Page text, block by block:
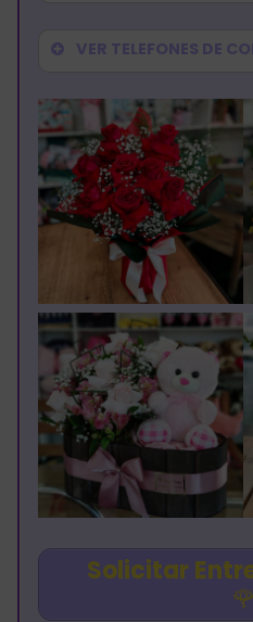
VER TELEFONES DE
Solicitar
🌹